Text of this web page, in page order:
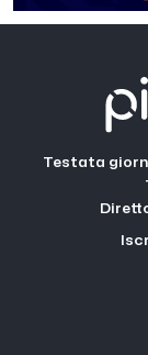
Testata